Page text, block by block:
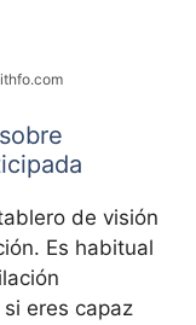
de visión
Es habitual
eres capaz